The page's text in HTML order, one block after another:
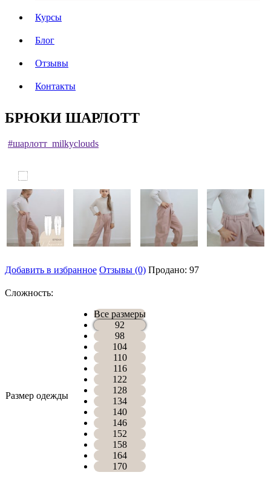
Курсы
Блог
Отзывы
Контакты
БРЮКИ ШАРЛОТТ
#шарлотт_milkyclouds
Добавить в избранное Отзывы (0) Продано: 97
Сложность:
Размер одежды
Все размеры
92
98
104
110
116
122
128
134
140
146
152
158
164
170